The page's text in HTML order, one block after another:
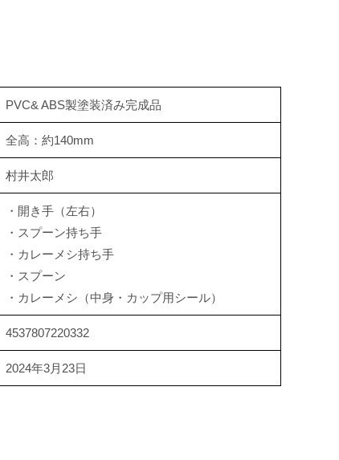
PVC& ABS製塗装済み完成品
全高：約140mm
村井太郎
・開き手（左右）
・スプーン持ち手
・カレーメシ持ち手
・スプーン
・カレーメシ（中身・カップ用シール）
4537807220332
2024年3月23日